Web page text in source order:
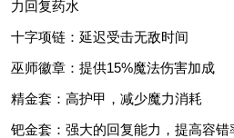
力回复药水
十字项链：延迟受击无敌时间
巫师徽章：提供15%魔法伤害加成
精金套：高护甲，减少魔力消耗
钯金套：强大的回复能力，提高容错